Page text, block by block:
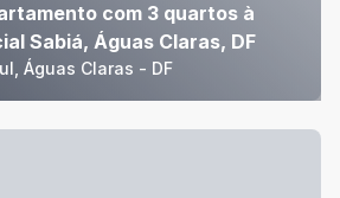
com 3 quartos à
Sabiá, Águas Claras, DF
Águas Claras - DF